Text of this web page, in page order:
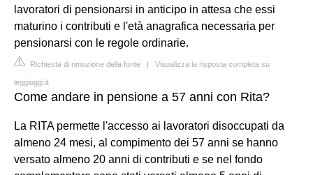
lavoratori di pensionarsi in anticipo in attesa che essi
maturino i contributi e l'età anagrafica necessaria per
pensionarsi con le regole ordinarie.
Richiesta di rimozione della fonte | Visualizza la risposta completa su
leggioggi.it
Come andare in pensione a 57 anni con Rita?
La RITA permette l'accesso ai lavoratori disoccupati da
almeno 24 mesi, al compimento dei 57 anni se hanno
versato almeno 20 anni di contributi e se nel fondo